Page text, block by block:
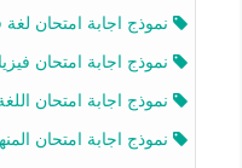
نموذج اجابة امتحان لغة فرنسية
نموذج اجابة امتحان فيزياء
نموذج اجابة امتحان اللغة
نموذج اجابة امتحان المنهج الكامل